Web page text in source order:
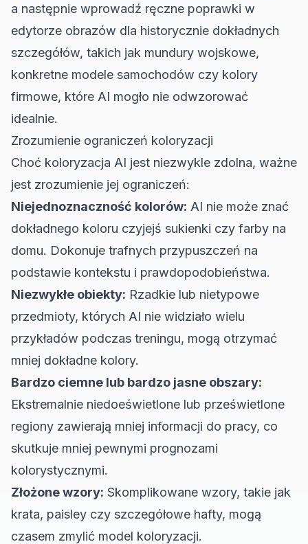
a następnie wprowadź ręczne poprawki w
edytorze obrazów dla historycznie dokładnych
szczegółów, takich jak mundury wojskowe,
konkretne modele samochodów czy kolory
firmowe, które AI mogło nie odwzorować
idealnie.
Zrozumienie ograniczeń koloryzacji
Choć koloryzacja AI jest niezwykle zdolna, ważne
jest zrozumienie jej ograniczeń:
Niejednoznaczność kolorów: AI nie może znać
dokładnego koloru czyjejś sukienki czy farby na
domu. Dokonuje trafnych przypuszczeń na
podstawie kontekstu i prawdopodobieństwa.
Niezwykłe obiekty: Rzadkie lub nietypowe
przedmioty, których AI nie widziało wielu
przykładów podczas treningu, mogą otrzymać
mniej dokładne kolory.
Bardzo ciemne lub bardzo jasne obszary:
Ekstremalnie niedoeświetlone lub prześwietlone
regiony zawierają mniej informacji do pracy, co
skutkuje mniej pewnymi prognozami
kolorystycznymi.
Złożone wzory: Skomplikowane wzory, takie jak
krata, paisley czy szczegółowe hafty, mogą
czasem zmylić model koloryzacji.